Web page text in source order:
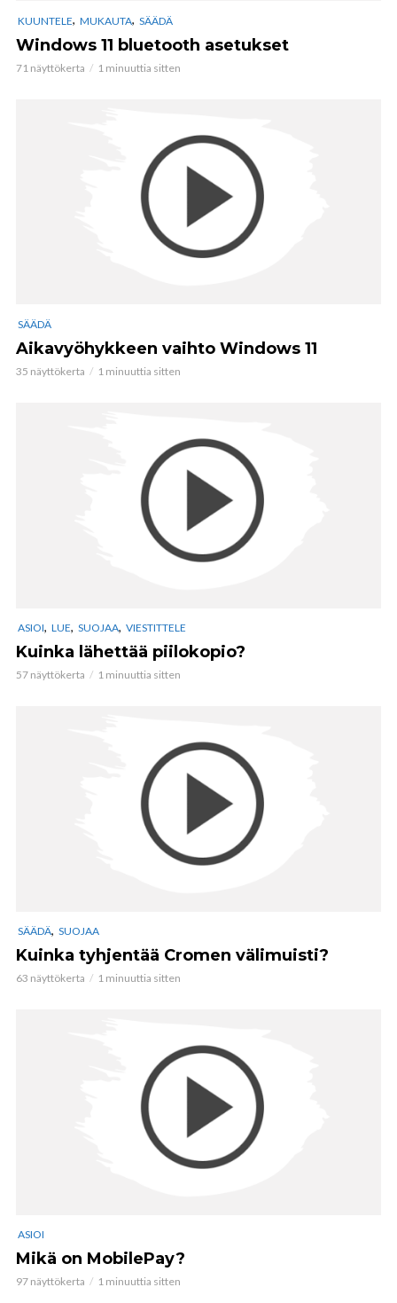
KUUNTELE, MUKAUTA, SÄÄDÄ
Windows 11 bluetooth asetukset
71 näyttökerta 1 minuuttia sitten
SÄÄDÄ
Aikavyöhykkeen vaihto Windows 11
35 näyttökerta 1 minuuttia sitten
ASIOI, LUE, SUOJAA, VIESTITTELE
Kuinka lähettää piilokopio?
57 näyttökerta 1 minuuttia sitten
SÄÄDÄ, SUOJAA
Kuinka tyhjentää Cromen välimuisti?
63 näyttökerta 1 minuuttia sitten
ASIOI
Mikä on MobilePay?
97 näyttökerta 1 minuuttia sitten